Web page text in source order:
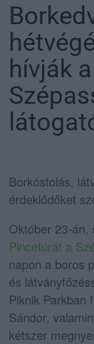
hívják a
Borkóstolás,
érdeklődőket
Október 23-án,
Pincetúrát a
napon a boros
és
Piknik Parkban
Sándor,
kétszer